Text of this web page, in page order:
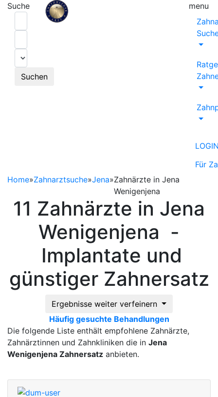
Suche
Suchen
menu
Für
Home»Zahnarztsuche»Jena»Zahnärzte in Jena
Wenigenjena
11 Zahnärzte in Jena
Wenigenjena -
Implantate und
günstiger Zahnersatz
Ergebnisse weiter verfeinern
Häufig gesuchte Behandlungen
Die folgende Liste enthält empfohlene Zahnärzte,
Zahnärztinnen und Zahnkliniken die in Jena
Wenigenjena Zahnersatz anbieten.